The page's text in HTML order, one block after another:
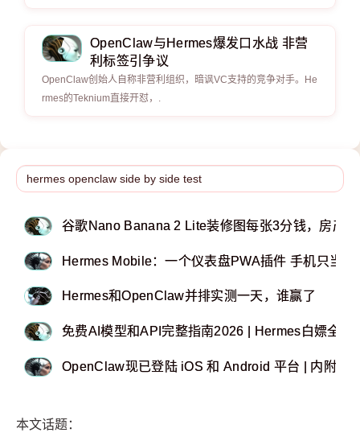
OpenClaw与Hermes爆发口水战 非营
利标签引争议
OpenClaw创始人自称非营利组织，暗讽VC支持的竞争对手。He
rmes的Teknium直接开怼，.
谷歌Nano Banana 2 Lite装修图每张3分钱，房产
Hermes Mobile：一个仪表盘PWA插件 手机只当遥
Hermes和OpenClaw并排实测一天，谁赢了
免费AI模型和API完整指南2026 | Hermes白嫖全攻
OpenClaw现已登陆 iOS 和 Android 平台 | 内附下
本文话题：